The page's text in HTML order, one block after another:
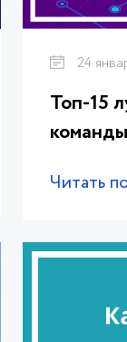
24
Топ-15
Читать